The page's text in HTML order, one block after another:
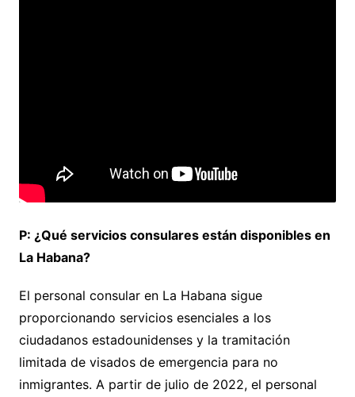
P: ¿Qué servicios consulares están disponibles en
La Habana?
El personal consular en La Habana sigue
proporcionando servicios esenciales a los
ciudadanos estadounidenses y la tramitación
limitada de visados de emergencia para no
inmigrantes. A partir de julio de 2022, el personal